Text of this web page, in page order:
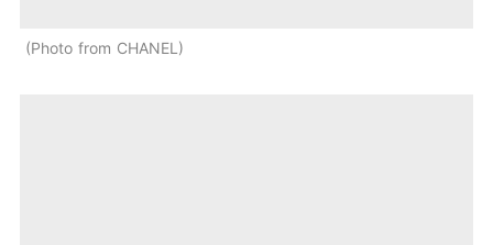
Photo from CHANEL